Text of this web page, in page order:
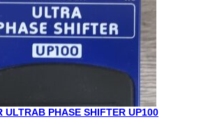
ULTRAB PHASE SHIFTER UP100